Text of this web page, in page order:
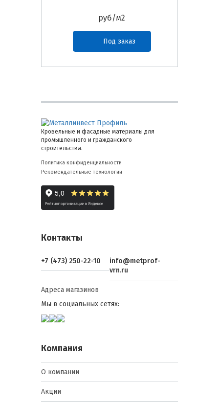
руб/м2
Под заказ
Кровельные и фасадные материалы для
промышленного и гражданского
строительства.
Политика конфиденциальности
Рекомендательные технологии
Контакты
+7 (473) 250-22-10
info@metprof-
vrn.ru
Адреса магазинов
Мы в социальных сетях:
Компания
О компании
Акции